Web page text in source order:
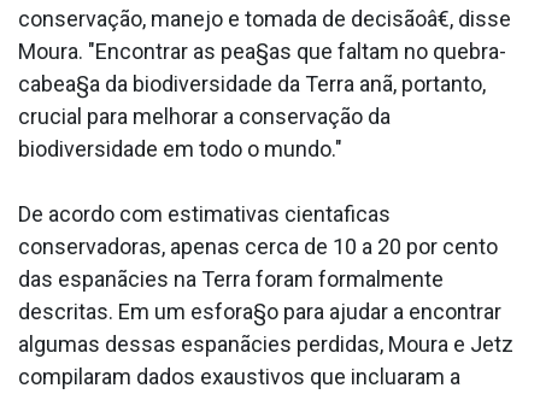
conservação, manejo e tomada de decisãoâ€, disse
Moura. "Encontrar as pea§as que faltam no quebra-
cabea§a da biodiversidade da Terra anã, portanto,
crucial para melhorar a conservação da
biodiversidade em todo o mundo."
De acordo com estimativas cienta­ficas
conservadoras, apenas cerca de 10 a 20 por cento
das espanãcies na Terra foram formalmente
descritas. Em um esfora§o para ajudar a encontrar
algumas dessas espanãcies perdidas, Moura e Jetz
compilaram dados exaustivos que inclua­ram a